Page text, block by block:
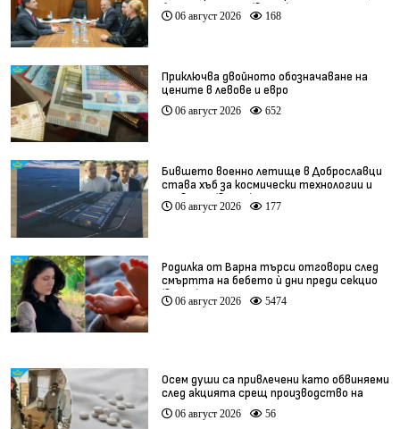
бъдат изяснени (видео)
06 август 2026 168
Приключва двойното обозначаване на
цените в левове и евро
06 август 2026 652
Бившето военно летище в Доброславци
става хъб за космически технологии и
иновации (видео)
06 август 2026 177
Родилка от Варна търси отговори след
смъртта на бебето ѝ дни преди секцио
(видео)
06 август 2026 5474
Осем души са привлечени като обвиняеми
след акцията срещ производство на
фентанил
06 август 2026 56